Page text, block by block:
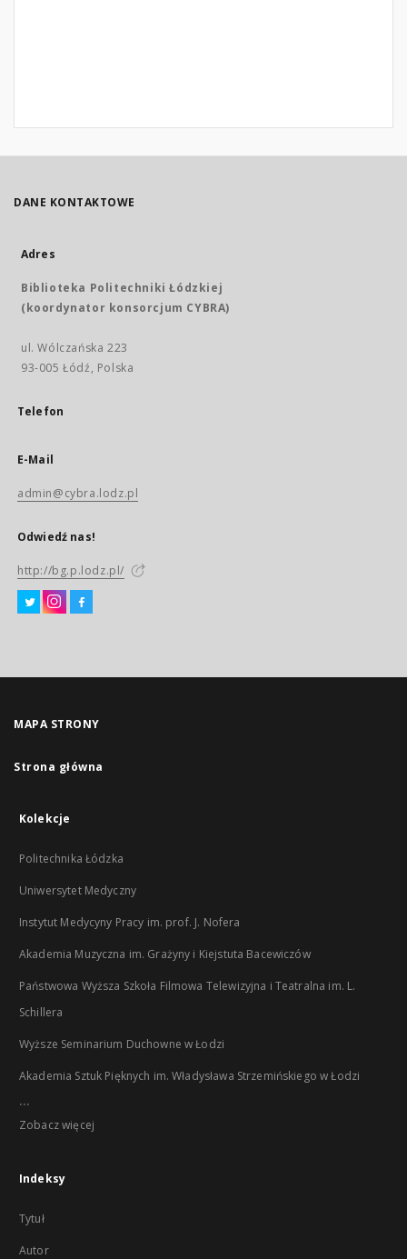
DANE KONTAKTOWE
Adres
Biblioteka Politechniki Łódzkiej
(koordynator konsorcjum CYBRA)
ul. Wólczańska 223
93-005 Łódź, Polska
Telefon
E-Mail
admin@cybra.lodz.pl
Odwiedź nas!
http://bg.p.lodz.pl/
MAPA STRONY
Strona główna
Kolekcje
Politechnika Łódzka
Uniwersytet Medyczny
Instytut Medycyny Pracy im. prof. J. Nofera
Akademia Muzyczna im. Grażyny i Kiejstuta Bacewiczów
Państwowa Wyższa Szkoła Filmowa Telewizyjna i Teatralna im. L.
Schillera
Wyższe Seminarium Duchowne w Łodzi
Akademia Sztuk Pięknych im. Władysława Strzemińskiego w Łodzi
...
Zobacz więcej
Indeksy
Tytuł
Autor